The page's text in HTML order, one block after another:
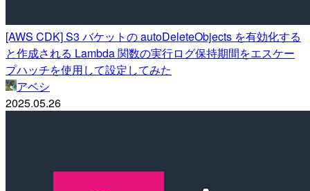
[AWS CDK] S3 バケットの autoDeleteObjects を有効化する
と作成される Lambda 関数の実行ログ保持期間をエスケー
プハッチを使用して設定してみた
アベシ
2025.05.26